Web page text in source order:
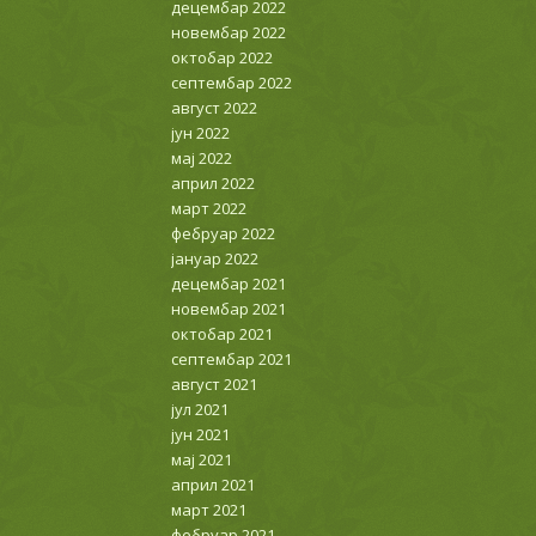
децембар 2022
новембар 2022
октобар 2022
септембар 2022
август 2022
јун 2022
мај 2022
април 2022
март 2022
фебруар 2022
јануар 2022
децембар 2021
новембар 2021
октобар 2021
септембар 2021
август 2021
јул 2021
јун 2021
мај 2021
април 2021
март 2021